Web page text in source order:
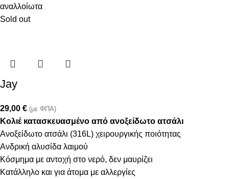
αναλλοίωτα
Sold out
Jay
29,00 € (με ΦΠΑ)
Κολιέ κατασκευασμένο από ανοξείδωτο ατσάλι
Ανοξείδωτο ατσάλι (316L) χειρουργικής ποιότητας
Ανδρική αλυσίδα λαιμού
Κόσμημα με αντοχή στο νερό, δεν μαυρίζει
Κατάλληλο και για άτομα με αλλεργίες